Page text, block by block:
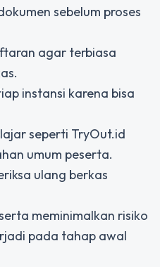
sebelum proses
agar terbiasa
instansi karena bisa
seperti TryOut.id
umum peserta.
ulang berkas
meminimalkan risiko
pada tahap awal